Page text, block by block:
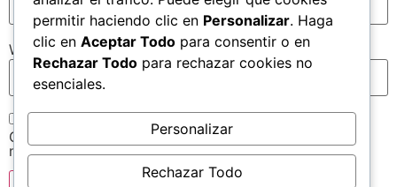
Web
Guarda mi nombre, correo electrónico y web en este
navegador para la próxima vez que comente.
permitir haciendo clic en Personalizar. Haga
clic en Aceptar Todo para consentir o en
Rechazar Todo para rechazar cookies no
esenciales.
Personalizar
Rechazar Todo